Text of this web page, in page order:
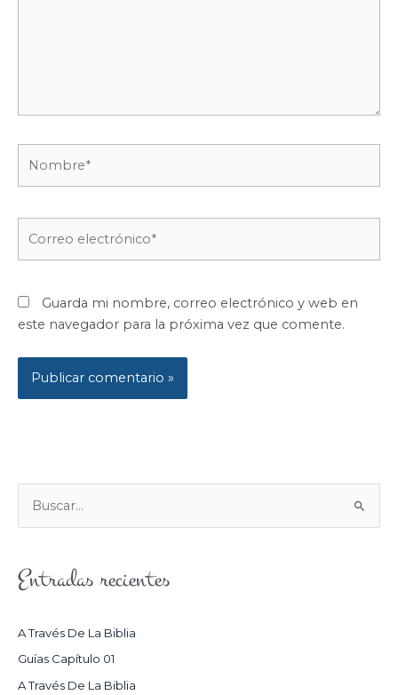
Guarda mi nombre, correo electrónico y web en
este navegador para la próxima vez que comente.
U
C
Entradas recientes
A Través De La Biblia
Guías Capítulo 01
A Través De La Biblia